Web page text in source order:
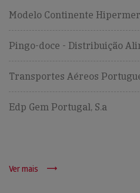
Modelo Continente
Pingo-doce - Distribuição
Transportes Aéreos
Edp Gem Portugal, S.a
Ver mais